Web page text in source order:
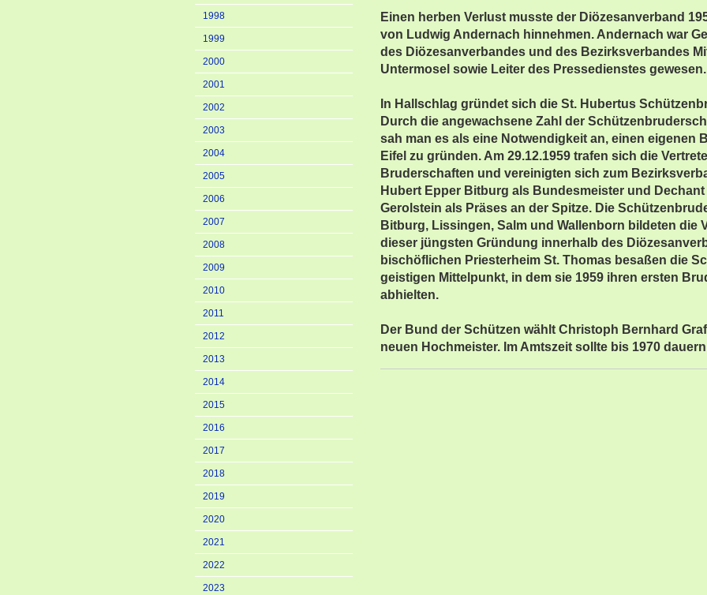
1998
1999
2000
2001
2002
2003
2004
2005
2006
2007
2008
2009
2010
2011
2012
2013
2014
2015
2016
2017
2018
2019
2020
2021
2022
2023
Einen herben Verlust musste der Diözesanverband
von Ludwig Andernach hinnehmen. Andernach war
des Diözesanverbandes und des Bezirksverbandes
Untermosel sowie Leiter des Pressedienstes gewesen.
In Hallschlag gründet sich die St. Hubertus
Durch die angewachsene Zahl der
sah man es als eine Notwendigkeit an, einen eigenen
Eifel zu gründen. Am 29.12.1959 trafen sich die
Bruderschaften und vereinigten sich zum
Hubert Epper Bitburg als Bundesmeister und Dechant
Gerolstein als Präses an der Spitze. Die
Bitburg, Lissingen, Salm und Wallenborn bildeten die
dieser jüngsten Gründung innerhalb des
bischöflichen Priesterheim St. Thomas besaßen die
geistigen Mittelpunkt, in dem sie 1959 ihren ersten
abhielten.
Der Bund der Schützen wählt Christoph Bernhard
neuen Hochmeister. Im Amtszeit sollte bis 1970